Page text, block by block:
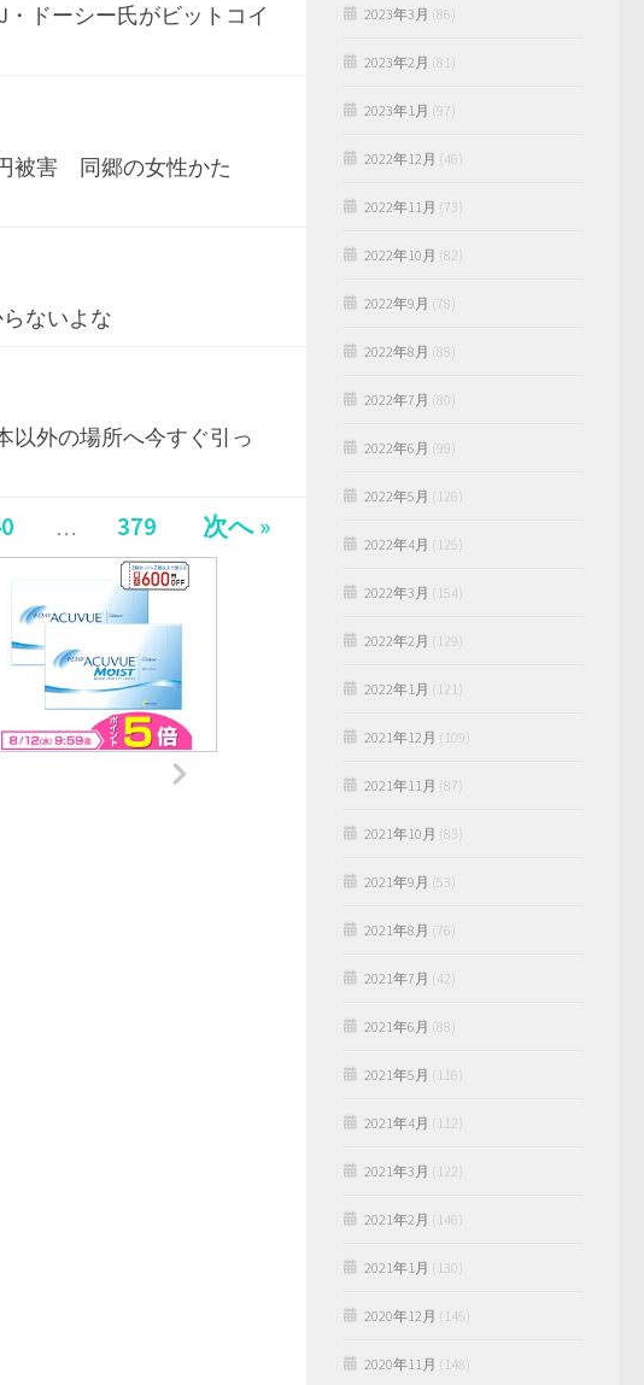
・ドーシー氏がビットコイ
被害 同郷の女性かた
ないよな
以外の場所へ今すぐ引っ
… 379 次へ »
2023年3月 (86)
2023年2月 (81)
2023年1月 (97)
2022年12月 (46)
2022年11月 (73)
2022年10月 (82)
2022年9月 (78)
2022年8月 (88)
2022年7月 (80)
2022年6月 (99)
2022年5月 (126)
2022年4月 (125)
2022年3月 (154)
2022年2月 (129)
2022年1月 (121)
2021年12月 (109)
2021年11月 (87)
2021年10月 (83)
2021年9月 (53)
2021年8月 (76)
2021年7月 (42)
2021年6月 (88)
2021年5月 (116)
2021年4月 (112)
2021年3月 (122)
2021年2月 (146)
2021年1月 (130)
2020年12月 (145)
2020年11月 (148)